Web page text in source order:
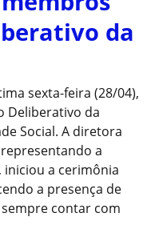
da
sexta-feira (28/04),
Deliberativo da
Social. A diretora
a
iniciou a cerimônia
a presença de
contar com